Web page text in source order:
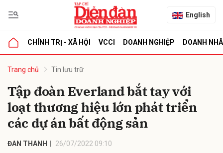
English
CHÍNH TRỊ - XÃ HỘI VCCI DOANH NGHIỆP DOANH
Trang chủ Tin lưu trữ
Tập đoàn Everland bắt tay với
loạt thương hiệu lớn phát triển
các dự án bất động sản
ĐAN THANH 26/07/2022 09:10
luận